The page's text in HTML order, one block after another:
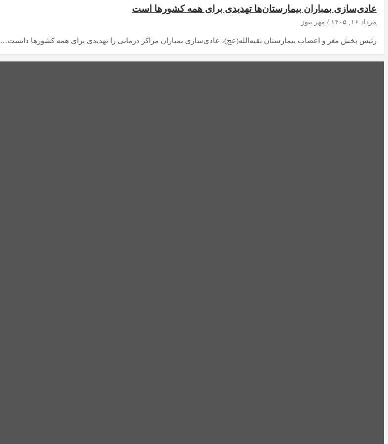
عادی‌سازی بمباران بیمارستان‌ها تهدیدی برای همه کشورها است
مرداد ۱۶, ۱۴۰۵ مهر نیوز
رئیس بخش مغز و اعصاب بیمارستان بقیه‌الله(عج)، عادی‌سازی بمباران مراکز درمانی را تهدیدی برای همه کشورها دانست…